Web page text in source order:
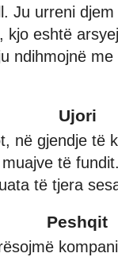
Ju urreni
kjo eshtë
ndihmojnë
Ujori
në gjendje të
muajve të
të tjera
Peshqit